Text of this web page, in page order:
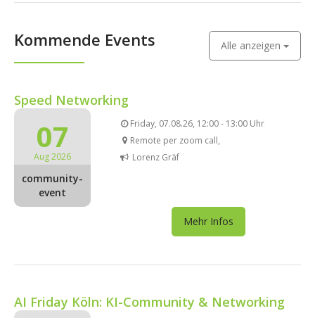
Kommende Events Alle anzeigen
Speed Networking
07
Aug 2026
community-
event
Friday, 07.08.26, 12:00 - 13:00 Uhr
Remote per zoom call,
Lorenz Gräf
Mehr Infos
AI Friday Köln: KI-Community & Networking